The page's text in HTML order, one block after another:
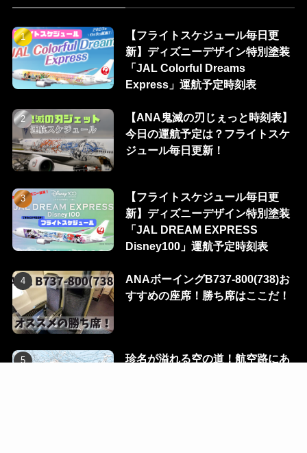
【フライトスケジュール毎日更
新】ディズニーデザイン特別塗装
「JAL Colorful Dreams
Express」運航予定時刻表
【ANA鬼滅の刃じぇっと時刻表】
今日の運航予定は？フライトスケ
ジュール毎日更新！
【フライトスケジュール毎日更
新】ディズニーデザイン特別塗装
「JAL DREAM EXPRESS
Disney100」運航予定時刻表
ANAボーイングB737-800(738)お
すすめの座席！勝ち席はここだ！
珍名が溢れる空の道！航空路にあ